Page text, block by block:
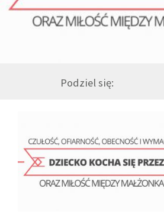
KSIĄŻKI
WESPRZYJ NAS
Podziel się: